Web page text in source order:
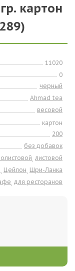
картон
11020
0
черный
Ahmad tea
весовой
картон
200
без добавок
, листовой
, Цейлон, Шри-Ланка
, для ресторанов